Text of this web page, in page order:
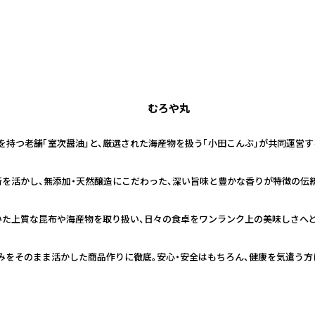
むろや丸
つ老舗「室次醤油」と、厳選された海産物を扱う「小田こんぶ」が共同運営
活かし、無添加・天然醸造にこだわった、深い旨味と豊かな香りが特徴の
上質な昆布や海産物を取り扱い、日々の食卓をワンランク上の美味しさへ
そのまま活かした商品作りに徹底。安心・安全はもちろん、健康を気遣う方